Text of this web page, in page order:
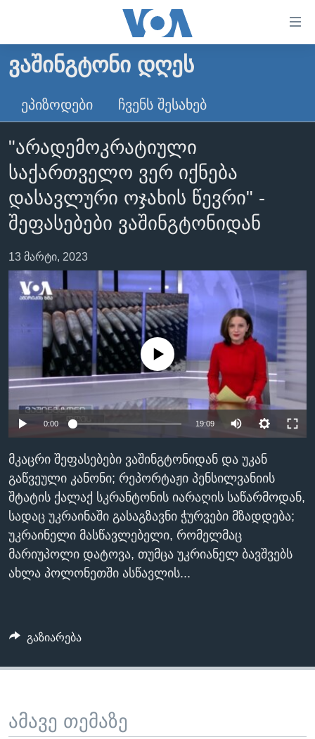
ხელმისაწვდომობისთვის
გადადით
მთავარზე
გადადით
მთავარ
ნავიგაციაზე
გადადით
ძიებაზე
ᲛᲗᲐᲕᲐᲠᲘ
ᲐᲮᲐᲚᲘ ᲐᲛᲑᲔᲑᲘ
ᲡᲐᲥᲐᲠᲗᲕᲔᲚᲝ
ᲐᲨᲨ
ᲐᲨᲨ-ᲘᲡ ᲐᲠᲩᲔᲕᲜᲔᲑᲘ 2024
ᲛᲡᲝᲤᲚᲘᲝ
ᲕᲘᲓᲔᲝᲔᲑᲘ
ᲒᲐᲓᲐᲪᲔᲛᲔᲑᲘ
ᲕᲐᲨᲘᲜᲒᲢᲝᲜᲘ ᲓᲦᲔᲡ
ᲮᲔᲓᲕᲐ ᲕᲐᲨᲘᲜᲒᲢᲝᲜᲘᲓᲐᲜ
ᲡᲢᲣᲓᲘᲐ ᲕᲐᲨᲘᲜᲒᲢᲝᲜᲘ
ᲡᲮᲕᲐ ᲡᲘᲐᲮᲚᲔᲔᲑᲘ
ᲞᲝᲚᲘᲢᲘᲙᲐ
ᲔᲙᲝᲜᲝᲛᲘᲙᲐ
ᲯᲐᲜᲛᲠᲗᲔᲚᲝᲑᲐ
ᲛᲔᲪᲜᲘᲔᲠᲔᲑᲐ
ᲘᲜᲢᲔᲠᲕᲘᲣ
ᲙᲣᲚᲢᲣᲠᲐ
ᲒᲐᲚᲘᲚᲔᲝ
ᲓᲔᲖᲘᲜᲤᲝᲠᲛᲐᲪᲘᲐ
ᲠᲣᲡᲔᲗᲘᲡ ᲨᲔᲭᲠᲐ ᲣᲙᲠᲐᲘᲜᲐᲨᲘ
Learning English
ᲗᲕᲐᲚᲘ ᲒᲕᲐᲓᲔᲕᲜᲔᲗ
ᲕᲐᲨᲘᲜᲒᲢᲝᲜᲘ ᲓᲦᲔᲡ
ᲔᲞᲘᲖᲝᲓᲔᲑᲘ ᲩᲕᲔᲜᲡ ᲨᲔᲡᲐᲮᲔᲑ
"არადემოკრატიული
საქართველო ვერ იქნება
დასავლური ოჯახის წევრი" -
შეფასებები ვაშინგტონიდან
13 მარტი, 2023
No media source currently available
0:00 19:09
მკაცრი შეფასებები ვაშინგტონიდან და უკან
გაწვეული კანონი; რეპორტაჟი პენსილვანიის
შტატის ქალაქ სკრანტონის იარაღის საწარმოდან,
სადაც უკრაინაში გასაგზავნი ჭურვები მზადდება;
უკრაინელი მასწავლებელი, რომელმაც
მარიუპოლი დატოვა, თუმცა უკრიანელ ბავშვებს
ახლა პოლონეთში ასწავლის...
გაზიარება
ამავე თემაზე